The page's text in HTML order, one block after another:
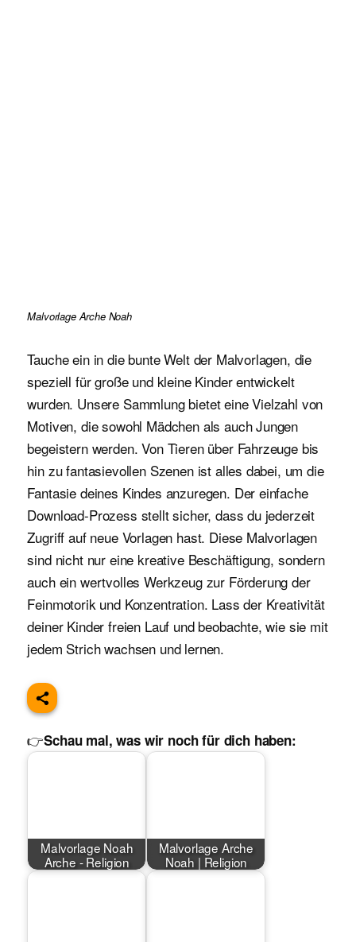
Malvorlage Arche Noah
Tauche ein in die bunte Welt der Malvorlagen, die
speziell für große und kleine Kinder entwickelt
wurden. Unsere Sammlung bietet eine Vielzahl von
Motiven, die sowohl Mädchen als auch Jungen
begeistern werden. Von Tieren über Fahrzeuge bis
hin zu fantasievollen Szenen ist alles dabei, um die
Fantasie deines Kindes anzuregen. Der einfache
Download-Prozess stellt sicher, dass du jederzeit
Zugriff auf neue Vorlagen hast. Diese Malvorlagen
sind nicht nur eine kreative Beschäftigung, sondern
auch ein wertvolles Werkzeug zur Förderung der
Feinmotorik und Konzentration. Lass der Kreativität
deiner Kinder freien Lauf und beobachte, wie sie mit
jedem Strich wachsen und lernen.
👉Schau mal, was wir noch für dich haben:
Malvorlage Noah
Arche - Religion
Malvorlage Arche
Noah | Religion